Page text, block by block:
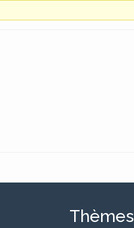
Thèmes